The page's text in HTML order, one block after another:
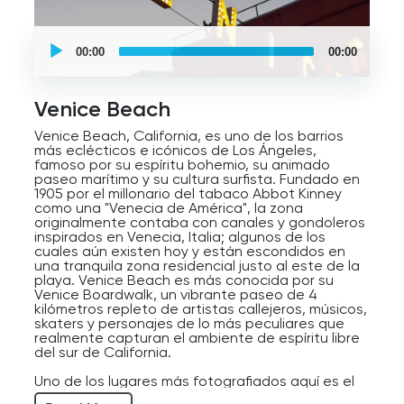
UCPlaces
self
guided
Player
00:00 00:00
Venice Beach
Venice Beach, California, es uno de los barrios
más eclécticos e icónicos de Los Ángeles,
famoso por su espíritu bohemio, su animado
paseo marítimo y su cultura surfista. Fundado en
1905 por el millonario del tabaco Abbot Kinney
como una "Venecia de América", la zona
originalmente contaba con canales y gondoleros
inspirados en Venecia, Italia; algunos de los
cuales aún existen hoy y están escondidos en
una tranquila zona residencial justo al este de la
playa. Venice Beach es más conocida por su
Venice Boardwalk, un vibrante paseo de 4
kilómetros repleto de artistas callejeros, músicos,
skaters y personajes de lo más peculiares que
realmente capturan el ambiente de espíritu libre
del sur de California.
Uno de los lugares más fotografiados aquí es el
letrero de Venice Beach, que cuelga sobre la